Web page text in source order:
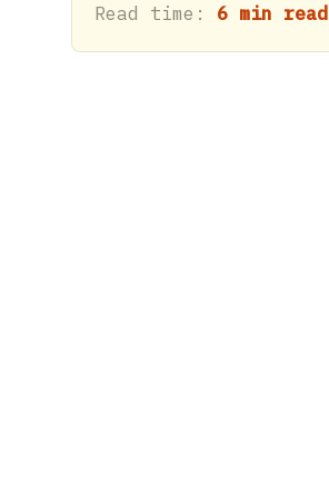
Read time: 6 min read